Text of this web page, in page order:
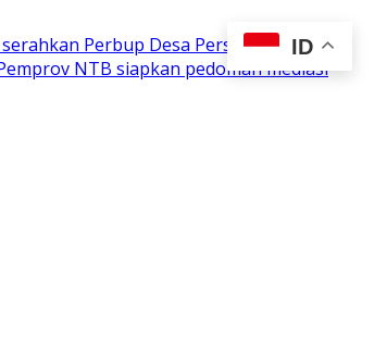
Perbup Desa Persiapan
NTB siapkan pedoman mediasi
ID